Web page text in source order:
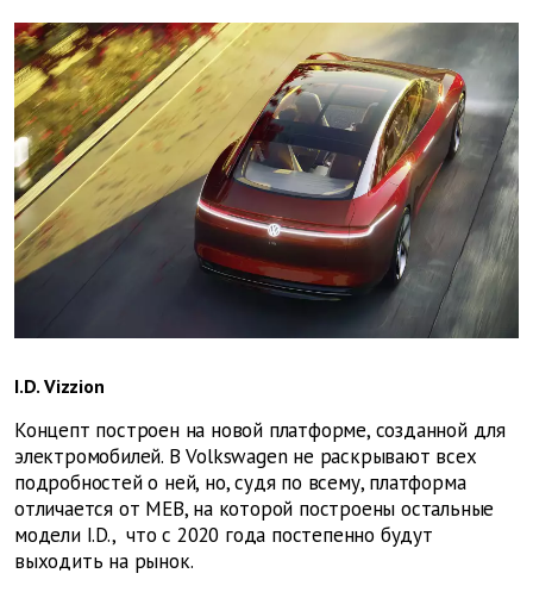
I.D. Vizzion
Концепт построен на новой платформе, созданной для
электромобилей. В Volkswagen не раскрывают всех
подробностей о ней, но, судя по всему, платформа
отличается от MEB, на которой построены остальные
модели I.D., что с 2020 года постепенно будут
выходить на рынок.